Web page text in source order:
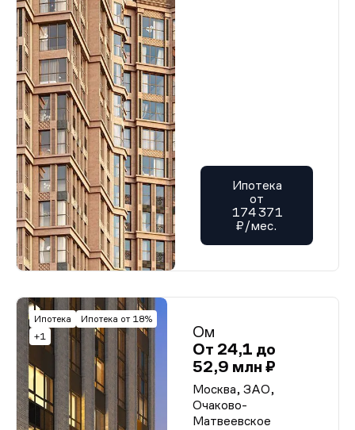
Ипотека
от
174 371
₽/мес.
Ипотека
Ипотека от 18%
+1
Ом
От 24,1 до
52,9 млн ₽
Москва, ЗАО,
Очаково-
Матвеевское